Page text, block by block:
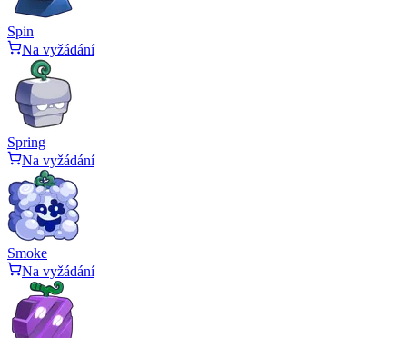
Spin
Na vyžádání
Spring
Na vyžádání
Smoke
Na vyžádání